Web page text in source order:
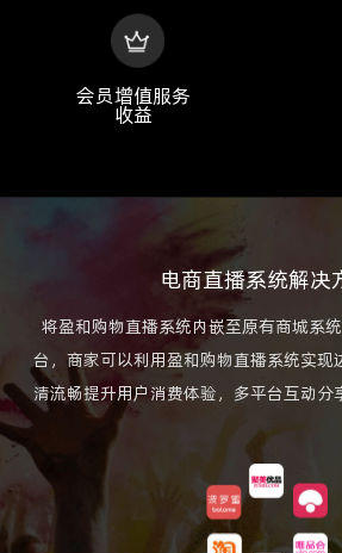
会员增值服务
收益
电商直播系统解决
将盈和购物直播系统内嵌至原有商城系
台，商家可以利用盈和购物直播系统实现
清流畅提升用户消费体验，多平台互动分